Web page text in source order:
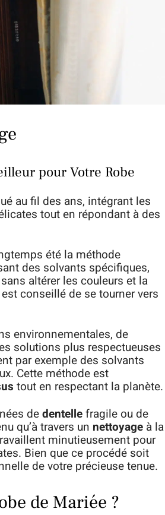
pour Votre Robe
au fil des ans, intégrant les
tout en répondant à des
été la méthode
des solvants spécifiques,
sans altérer les couleurs et la
conseillé de se tourner vers
environnementales, de
solutions plus respectueuses
par exemple des solvants
Cette méthode est
tout en respectant la planète.
dedentellefragile ou de
qu’à travers un nettoyage à la
minutieusement pour
Bien que ce procédé soit
de votre précieuse tenue.
de Mariée ?